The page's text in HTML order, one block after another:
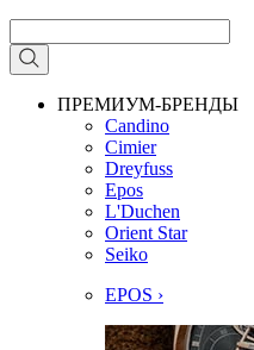
ПРЕМИУМ-БРЕНДЫ
Candino
Cimier
Dreyfuss
Epos
L'Duchen
Orient Star
Seiko
EPOS ›